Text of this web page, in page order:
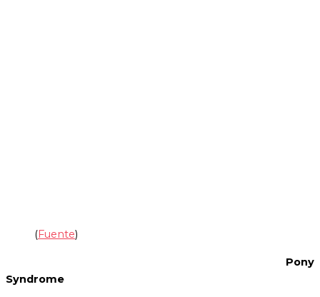
(Fuente)
Pony
Syndrome